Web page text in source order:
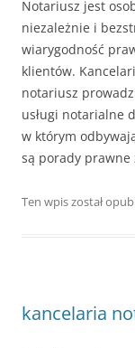
Notariusz jest
niezależnie i
wiarygodność
klientów.
notariusz
usługi notarialne
w którym
są porady
Ten wpis został
kancelaria